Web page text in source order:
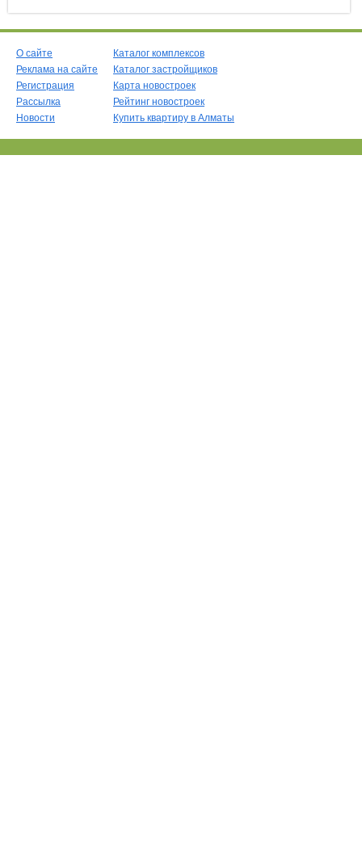
О сайте
Реклама на сайте
Регистрация
Рассылка
Новости
Каталог комплексов
Каталог застройщиков
Карта новостроек
Рейтинг новостроек
Купить квартиру в Алматы